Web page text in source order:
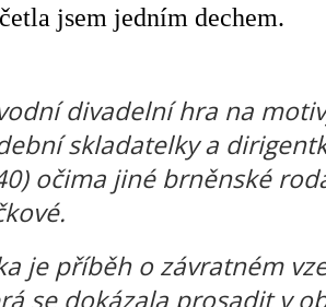
jsem jedním dechem.
divadelní hra na
skladatelky a
očima jiné brněnské
je příběh o závratném